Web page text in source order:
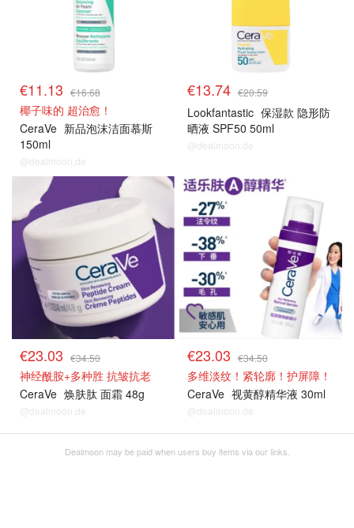
€11.13 €16.68
椰子味的 超治愈！
CeraVe 新品泡沫洁面慕斯
150ml
@dealmoon.de
€13.74 €20.59
Lookfantastic 保湿款 隐形防
晒液 SPF50 50ml
@dealmoon.de
€23.03 €34.50
神经酰胺+多种胜 抗皱抗老
CeraVe 焕肤肽 面霜 48g
@dealmoon.de
€23.03 €34.50
多维淡纹！紧轮廓！护屏障！
CeraVe 视黄醇精华液 30ml
@dealmoon.de
Dealmoon may be paid when users buy items via our links.